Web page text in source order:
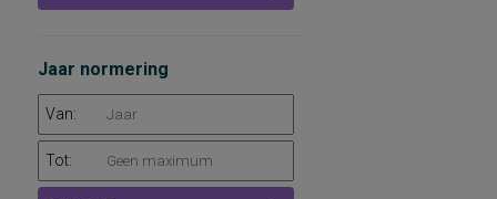
Jaar normering
Van:
Tot: